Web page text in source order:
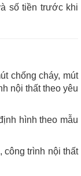
số tiền trước khi
chống cháy, mút
nội thất theo yêu
hình theo mẫu
công trình nội thất